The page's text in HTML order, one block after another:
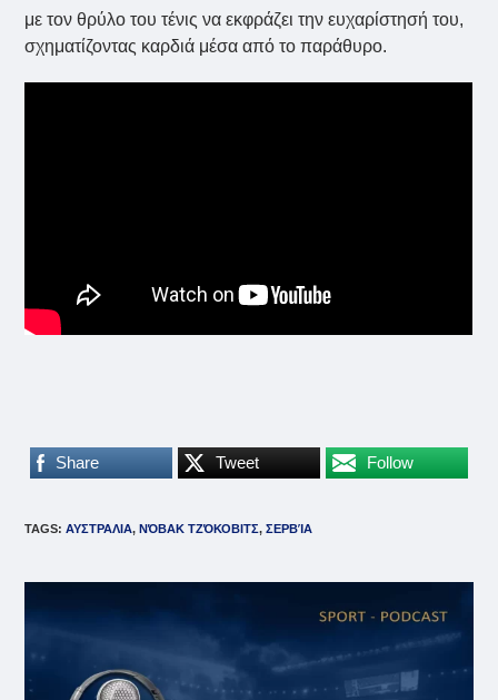
με τον θρύλο του τένις να εκφράζει την ευχαρίστησή του,
σχηματίζοντας καρδιά μέσα από το παράθυρο.
Share Tweet Follow
TAGS:ΑΥΣΤΡΑΛΙΑ, ΝΌΒΑΚ ΤΖΌΚΟΒΙΤΣ, ΣΕΡΒΊΑ